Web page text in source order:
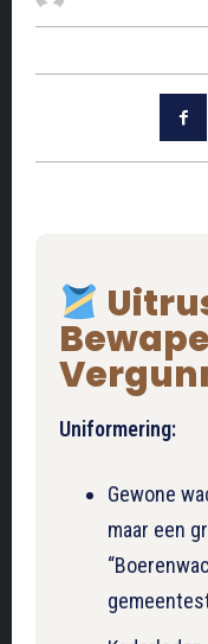
Uniformering:
Gewone
maar een